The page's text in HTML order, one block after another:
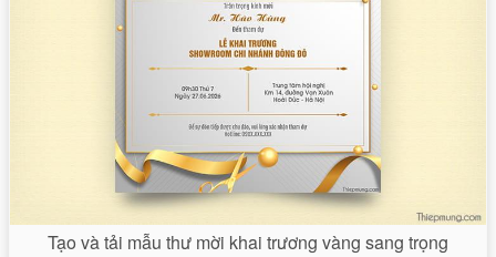
Tạo và tải mẫu thư mời khai trương vàng sang trọng